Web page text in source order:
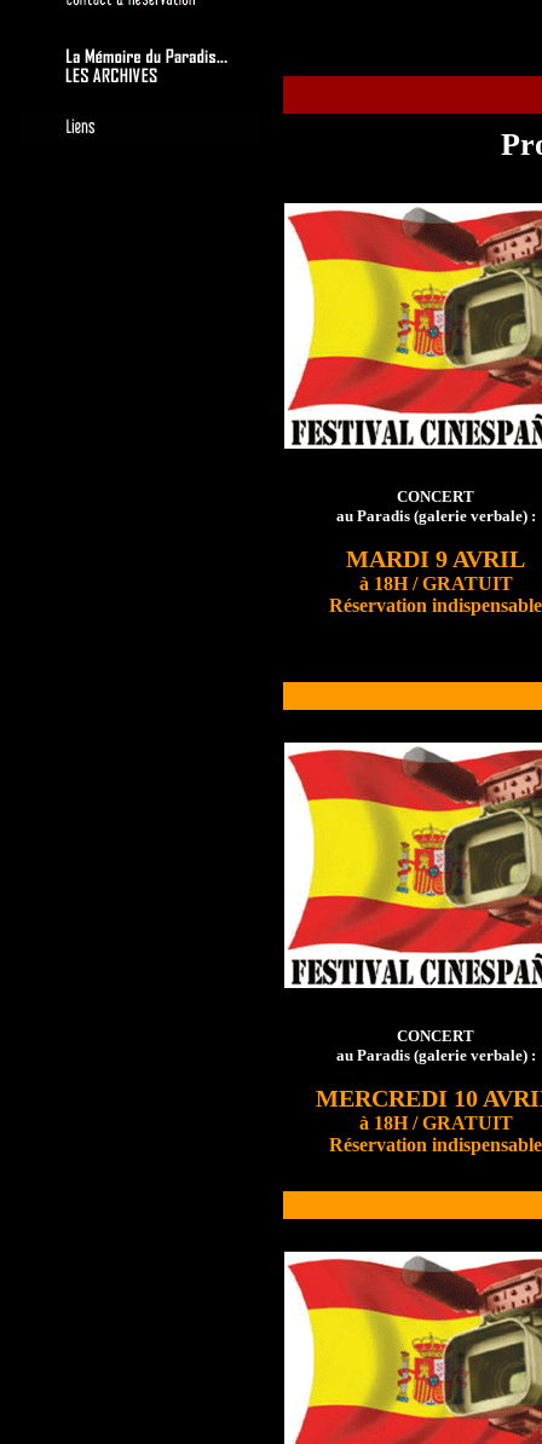
CONCERT
au Paradis (galerie verbale) :
MARDI 9 AVRIL
à 18H / GRATUIT
Réservation indispensable
CONCERT
au Paradis (galerie verbale) :
MERCREDI 10
à 18H / GRATUIT
Réservation indispensable